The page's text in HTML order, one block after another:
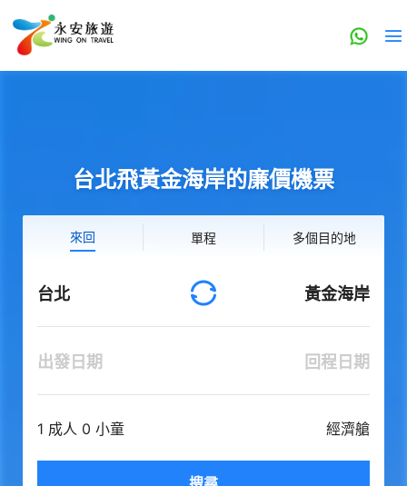
台北飛黃金海岸的廉價機票
來回 單程 多個目的地
台北 黃金海岸
出發日期 回程日期
1 成人 0 小童 經濟艙